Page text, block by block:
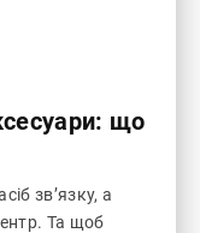
що
зв’язку, а
Та щоб